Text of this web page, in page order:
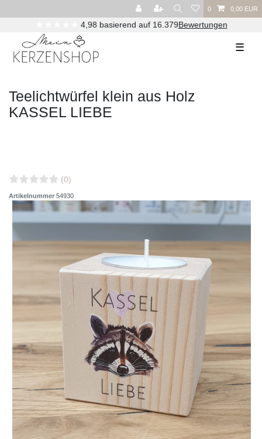
0 0,00 EUR
4,98 basierend auf 16.379Bewertungen
☰
Teelichtwürfel klein aus Holz
KASSEL LIEBE
(0)
Artikelnummer 54930